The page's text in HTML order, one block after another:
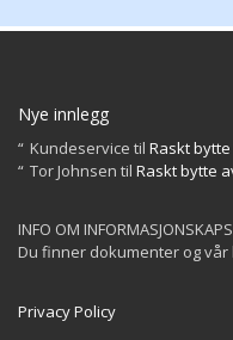
Nye innlegg
Kundeservice til Raskt
Tor Johnsen til Raskt bytte
INFO OM
Du finner dokumenter og
Privacy Policy